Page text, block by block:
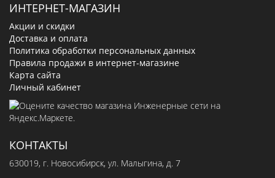
ИНТЕРНЕТ-МАГАЗИН
Акции и скидки
Доставка и оплата
Политика обработки персональных данных
Правила продажи в интернет-магазине
Карта сайта
Личный кабинет
КОНТАКТЫ
630019, г. Новосибирск, ул. Малыгина, д. 7